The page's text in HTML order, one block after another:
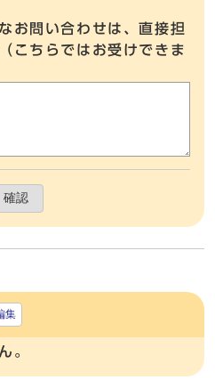
お問い合わせは、直接担
こちらではお受けできま
確認
集
。